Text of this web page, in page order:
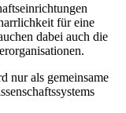
für eine
dabei auch die
nur als gemeinsame